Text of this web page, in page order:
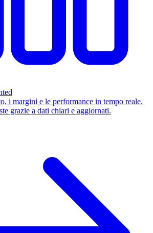
i margini e le performance in tempo reale.
grazie a dati chiari e aggiornati.